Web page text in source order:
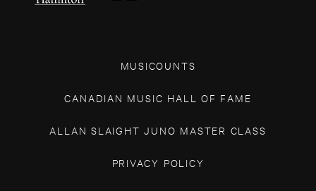
MUSICOUNTS
CANADIAN MUSIC HALL OF FAME
ALLAN SLAIGHT JUNO MASTER CLASS
PRIVACY POLICY